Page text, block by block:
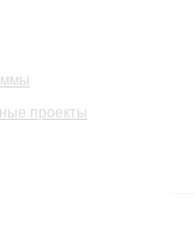
проекты